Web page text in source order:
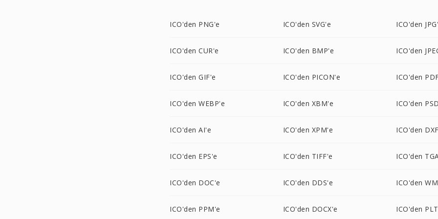
ICO'den PNG'e ICO'den SVG'e ICO'den
ICO'den CUR'e ICO'den BMP'e ICO'den
ICO'den GIF'e ICO'den PICON'e ICO'den
ICO'den WEBP'e ICO'den XBM'e ICO'den
ICO'den AI'e ICO'den XPM'e ICO'den
ICO'den EPS'e ICO'den TIFF'e ICO'den
ICO'den DOC'e ICO'den DDS'e ICO'den
ICO'den PPM'e ICO'den DOCX'e ICO'den